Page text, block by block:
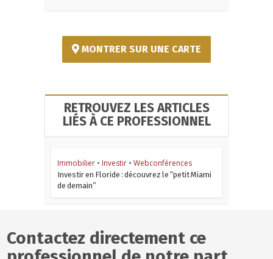
MONTRER SUR UNE CARTE
RETROUVEZ LES ARTICLES
LIÉS À CE PROFESSIONNEL
Immobilier • Investir • Webconférences
Investir en Floride : découvrez le “petit Miami
de demain”
Contactez directement ce